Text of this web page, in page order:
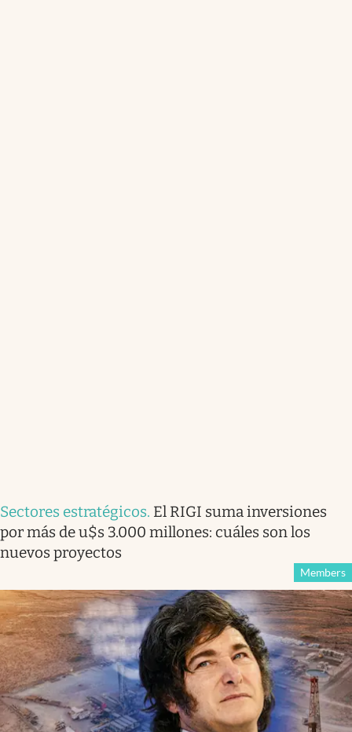
Sectores estratégicos. El RIGI suma inversiones
por más de u$s 3.000 millones: cuáles son los
nuevos proyectos
Members